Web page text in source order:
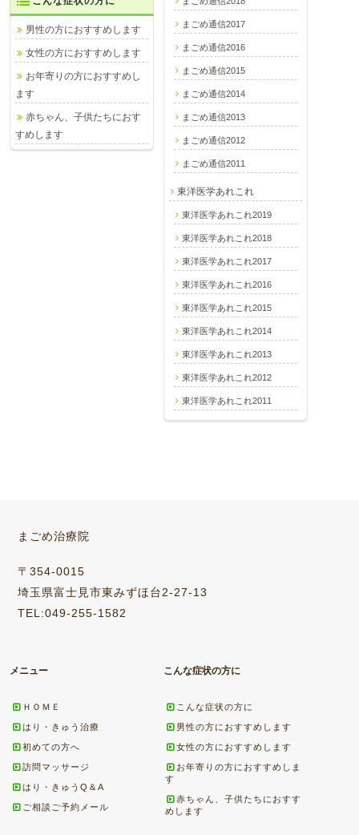
まごめ通信2017
まごめ通信2016
まごめ通信2015
まごめ通信2014
まごめ通信2013
まごめ通信2012
まごめ通信2011
東洋医学あれこれ
東洋医学あれこれ2019
東洋医学あれこれ2018
東洋医学あれこれ2017
東洋医学あれこれ2016
東洋医学あれこれ2015
東洋医学あれこれ2014
東洋医学あれこれ2013
東洋医学あれこれ2012
東洋医学あれこれ2011
男性の方におすすめします
女性の方におすすめします
お年寄りの方におすすめし
ます
赤ちゃん、子供たちにおす
すめします
まごめ治療院
〒354-0015
埼玉県富士見市東みずほ台2-27-13
TEL:049-255-1582
メニュー
ＨＯＭＥ
はり・きゅう治療
初めての方へ
訪問マッサージ
はり・きゅうQ＆A
ご相談ご予約メール
こんな症状の方に
こんな症状の方に
男性の方におすすめします
女性の方におすすめします
お年寄りの方におすすめしま
す
赤ちゃん、子供たちにおすす
めします